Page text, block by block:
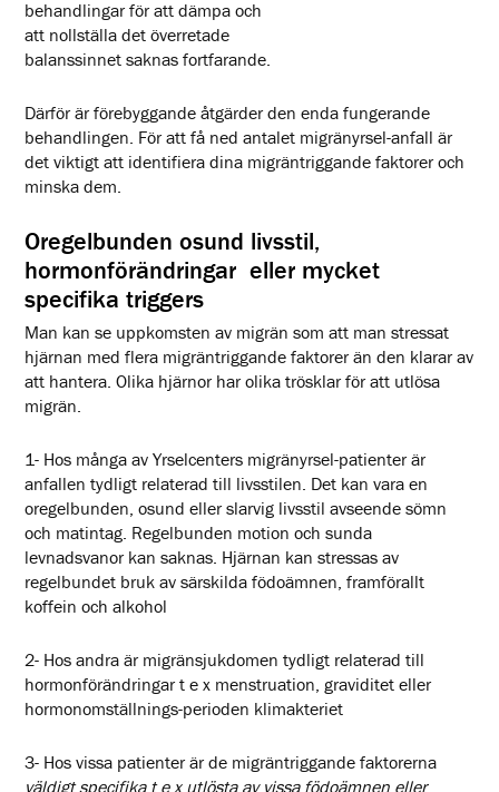
behandlingar för att dämpa och
att nollställa det överretade
balanssinnet saknas fortfarande.
Därför är förebyggande åtgärder den enda fungerande
behandlingen. För att få ned antalet migränyrsel-anfall är
det viktigt att identifiera dina migräntriggande faktorer och
minska dem.
Oregelbunden osund livsstil,
hormonförändringar eller mycket
specifika triggers
Man kan se uppkomsten av migrän som att man stressat
hjärnan med flera migräntriggande faktorer än den klarar av
att hantera. Olika hjärnor har olika trösklar för att utlösa
migrän.
1- Hos många av Yrselcenters migränyrsel-patienter är
anfallen tydligt relaterad till livsstilen. Det kan vara en
oregelbunden, osund eller slarvig livsstil avseende sömn
och matintag. Regelbunden motion och sunda
levnadsvanor kan saknas. Hjärnan kan stressas av
regelbundet bruk av särskilda födoämnen, framförallt
koffein och alkohol
2- Hos andra är migränsjukdomen tydligt relaterad till
hormonförändringar t e x menstruation, graviditet eller
hormonomställnings-perioden klimakteriet
3- Hos vissa patienter är de migräntriggande faktorerna
väldigt specifika t e x utlösta av vissa födoämnen eller